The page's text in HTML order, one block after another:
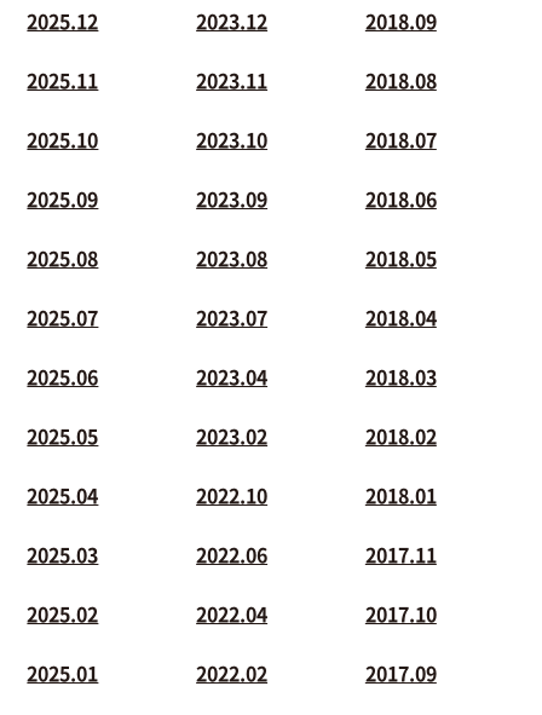
2025.12
2025.11
2025.10
2025.09
2025.08
2025.07
2025.06
2025.05
2025.04
2025.03
2025.02
2025.01
2023.12
2023.11
2023.10
2023.09
2023.08
2023.07
2023.04
2023.02
2022.10
2022.06
2022.04
2022.02
2018.09
2018.08
2018.07
2018.06
2018.05
2018.04
2018.03
2018.02
2018.01
2017.11
2017.10
2017.09